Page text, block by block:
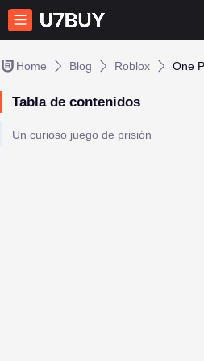
Home Blog Roblox
Tabla de contenidos
Un curioso juego de prisión